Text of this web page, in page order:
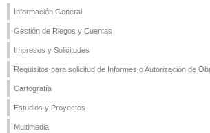
Información General
Gestión de Riegos y Cuentas
Impresos y Solicitudes
Requisitos para solicitud de Informes o Autorización de
Cartografía
Estudios y Proyectos
Multimedia